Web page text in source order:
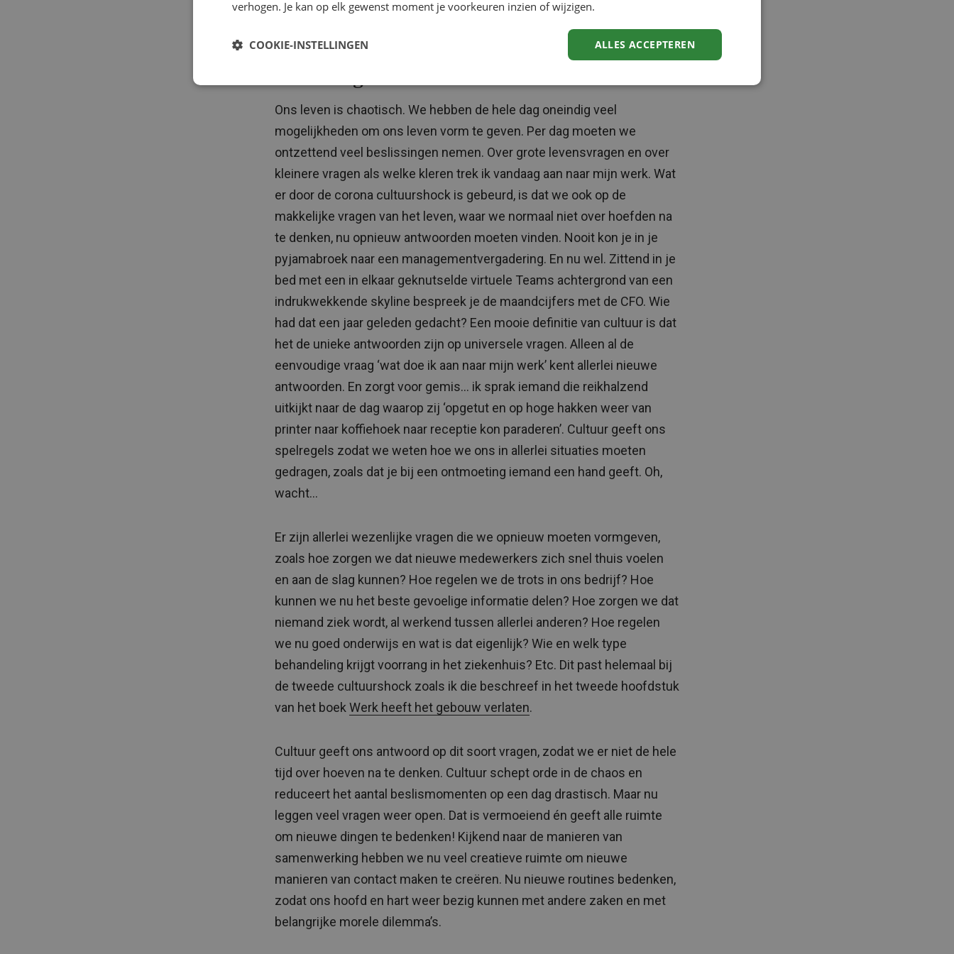
zouunmuten. Zeker in die eerste weken moesten we dit in groepen
Ons leven is chaotisch. We hebben de hele dag oneindig veel
mogelijkheden om ons leven vorm te geven. Per dag moeten we
ontzettend veel beslissingen nemen. Over grote levensvragen en over
kleinere vragen als welke kleren trek ik vandaag aan naar mijn werk. Wat
er door de corona cultuurshock is gebeurd, is dat we ook op de
makkelijke vragen van het leven, waar we normaal niet over hoefden na
te denken, nu opnieuw antwoorden moeten vinden. Nooit kon je in je
pyjamabroek naar een managementvergadering. En nu wel. Zittend in je
bed met een in elkaar geknutselde virtuele Teams achtergrond van een
indrukwekkende skyline bespreek je de maandcijfers met de CFO. Wie
had dat een jaar geleden gedacht? Een mooie definitie van cultuur is dat
het de unieke antwoorden zijn op universele vragen. Alleen al de
eenvoudige vraag ‘wat doe ik aan naar mijn werk’ kent allerlei nieuwe
antwoorden. En zorgt voor gemis… ik sprak iemand die reikhalzend
uitkijkt naar de dag waarop zij ‘opgetut en op hoge hakken weer van
printer naar koffiehoek naar receptie kon paraderen’. Cultuur geeft ons
spelregels zodat we weten hoe we ons in allerlei situaties moeten
gedragen, zoals dat je bij een ontmoeting iemand een hand geeft. Oh,
wacht…
Er zijn allerlei wezenlijke vragen die we opnieuw moeten vormgeven,
zoals hoe zorgen we dat nieuwe medewerkers zich snel thuis voelen
en aan de slag kunnen? Hoe regelen we de trots in ons bedrijf? Hoe
kunnen we nu het beste gevoelige informatie delen? Hoe zorgen we dat
niemand ziek wordt, al werkend tussen allerlei anderen? Hoe regelen
we nu goed onderwijs en wat is dat eigenlijk? Wie en welk type
behandeling krijgt voorrang in het ziekenhuis? Etc. Dit past helemaal bij
de tweede cultuurshock zoals ik die beschreef in het tweede hoofdstuk
van het boek Werk heeft het gebouw verlaten.
Cultuur geeft ons antwoord op dit soort vragen, zodat we er niet de hele
tijd over hoeven na te denken. Cultuur schept orde in de chaos en
reduceert het aantal beslismomenten op een dag drastisch. Maar nu
leggen veel vragen weer open. Dat is vermoeiend én geeft alle ruimte
om nieuwe dingen te bedenken! Kijkend naar de manieren van
samenwerking hebben we nu veel creatieve ruimte om nieuwe
manieren van contact maken te creëren. Nu nieuwe routines bedenken,
zodat ons hoofd en hart weer bezig kunnen met andere zaken en met
belangrijke morele dilemma’s.
verhogen. Je kan op elk gewenst moment je voorkeuren inzien of wijzigen.
ALLES ACCEPTEREN
COOKIE-INSTELLINGEN